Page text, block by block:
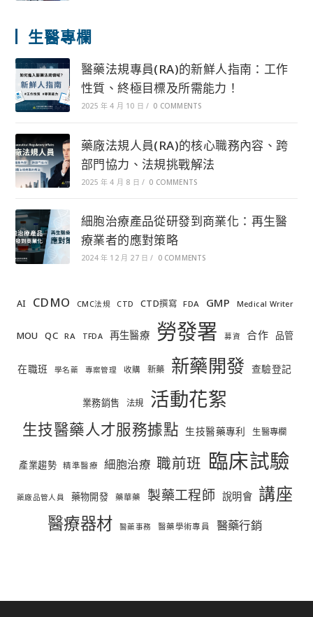
生醫專欄
醫藥法規專員(RA)的新鮮人指南：工作
性質、終極目標及所需能力！
2025 年 4 月 10 日 / 0 COMMENTS
藥廠法規人員(RA)的核心職務內容、跨
部門協力、法規挑戰解法
2025 年 4 月 8 日 / 0 COMMENTS
細胞治療產品從研發到商業化：再生醫
療業者的應對策略
2024 年 12 月 27 日 / 0 COMMENTS
AI CDMO CMC法規 CTD CTD撰寫 FDA GMP Medical Writer
MOU QC RA TFDA 再生醫療 勞發署 募資 合作 品管
在職班 學名藥 專案管理 收購 新藥 新藥開發 查驗登記
業務銷售 法規 活動花絮
生技醫藥人才服務據點 生技醫藥專利 生醫專欄
產業趨勢 精準醫療 細胞治療 職前班 臨床試驗
藥廠品管人員 藥物開發 藥華藥 製藥工程師 說明會 講座
醫療器材 醫藥事務 醫藥學術專員 醫藥行銷